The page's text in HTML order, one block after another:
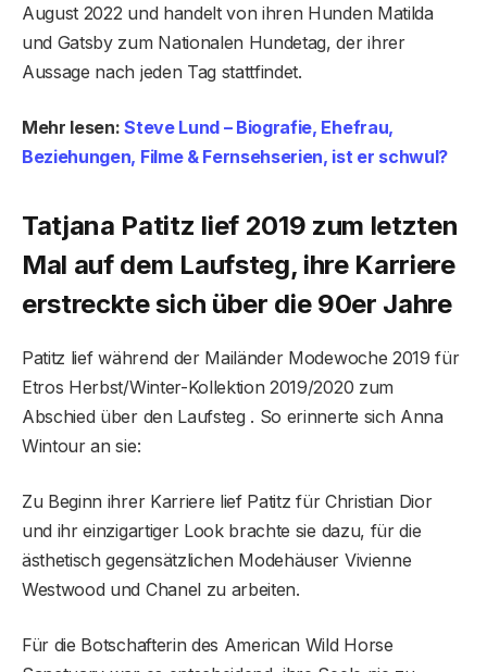
August 2022 und handelt von ihren Hunden Matilda
und Gatsby zum Nationalen Hundetag, der ihrer
Aussage nach jeden Tag stattfindet.
Mehr lesen:Steve Lund – Biografie, Ehefrau,
Beziehungen, Filme & Fernsehserien, ist er schwul?
Tatjana Patitz lief 2019 zum letzten
Mal auf dem Laufsteg, ihre Karriere
erstreckte sich über die 90er Jahre
Patitz lief während der Mailänder Modewoche 2019 für
Etros Herbst/Winter-Kollektion 2019/2020 zum
Abschied über den Laufsteg . So erinnerte sich Anna
Wintour an sie:
Zu Beginn ihrer Karriere lief Patitz für Christian Dior
und ihr einzigartiger Look brachte sie dazu, für die
ästhetisch gegensätzlichen Modehäuser Vivienne
Westwood und Chanel zu arbeiten.
Für die Botschafterin des American Wild Horse